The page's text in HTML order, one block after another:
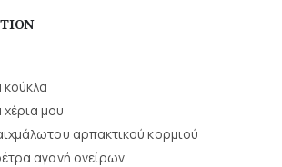
κούκλα
μου
αρπακτικού κορμιού
αγανή ονείρων